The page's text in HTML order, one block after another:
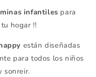
infantiles para
hogar !!
están diseñadas
para todos los niños
sonreir.